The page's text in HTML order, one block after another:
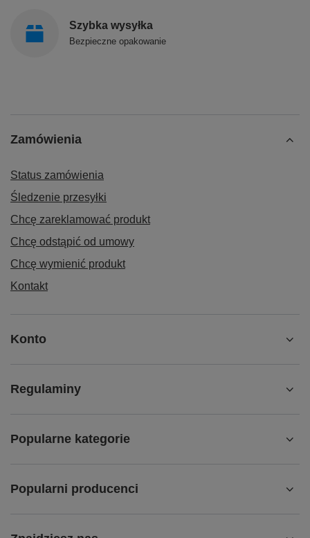
Szybka wysyłka
Bezpieczne opakowanie
Zamówienia
Status zamówienia
Śledzenie przesyłki
Chcę zareklamować produkt
Chcę odstąpić od umowy
Chcę wymienić produkt
Kontakt
Konto
Regulaminy
Popularne kategorie
Popularni producenci